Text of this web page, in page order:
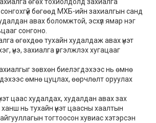
сонгохгүй бөгөөд МХБ-ийн захиалгын санд
авах боломжтой, эсхүл ямар нэг
сонгоно.
өгөхдөө тухайн худалдаж авах үнэт
үнэ, захиалга үргэлжлэх хугацааг
зөвхөн биелэгдэхээс нь өмнө
өмнө цуцлах, өөрчлөлт оруулах
цаас худалдах, худалдан авах зах
нь тухайн үнэт цаасны хаалтын
тогтоосон хувиас хэтэрсэн